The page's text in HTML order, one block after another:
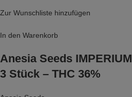
Zur Wunschliste hinzufügen
In den Warenkorb
Anesia Seeds
3 Stück – THC 36%